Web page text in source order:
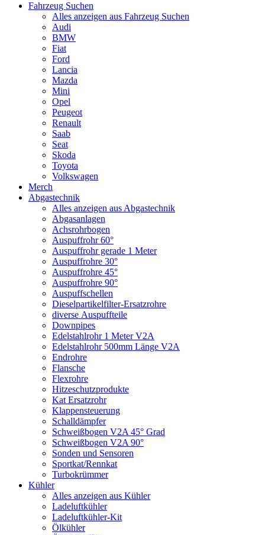
Fahrzeug Suchen
Alles anzeigen aus Fahrzeug Suchen
Audi
BMW
Fiat
Ford
Lancia
Mazda
Mini
Opel
Peugeot
Renault
Saab
Seat
Skoda
Toyota
Volkswagen
Merch
Abgastechnik
Alles anzeigen aus Abgastechnik
Abgasanlagen
Achsrohrbogen
Auspuffrohr 60°
Auspuffrohr gerade 1 Meter
Auspuffrohre 30°
Auspuffrohre 45°
Auspuffrohre 90°
Auspuffschellen
Dieselpartikelfilter-Ersatzrohre
diverse Auspuffteile
Downpipes
Edelstahlrohr 1 Meter V2A
Edelstahlrohr 500mm Länge V2A
Endrohre
Flansche
Flexrohre
Hitzeschutzprodukte
Kat Ersatzrohr
Klappensteuerung
Schalldämpfer
Schweißbogen V2A 45° Grad
Schweißbogen V2A 90°
Sonden und Sensoren
Sportkat/Rennkat
Turbokrümmer
Kühler
Alles anzeigen aus Kühler
Ladeluftkühler
Ladeluftkühler-Kit
Ölkühler